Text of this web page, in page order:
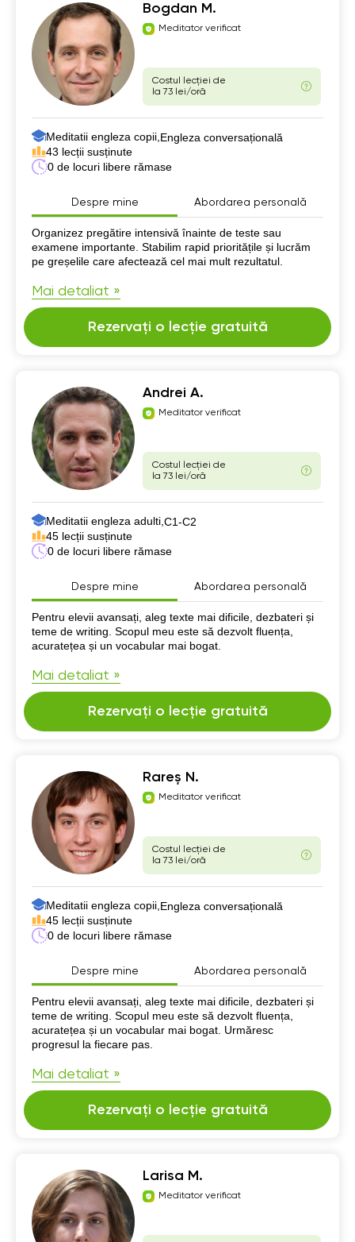
Bogdan M.
Meditator verificat
Costul lecției de
la 73 lei/oră
Meditatii engleza copii, Engleza conversațională
43 lecții susținute
0 de locuri libere rămase
Despre mine Abordarea personală
Despre mine
Organizez pregătire intensivă înainte de teste sau
examene importante. Stabilim rapid prioritățile și lucrăm
pe greșelile care afectează cel mai mult rezultatul.
Mai detaliat »
Rezervați o lecție gratuită
Andrei A.
Meditator verificat
Costul lecției de
la 73 lei/oră
Meditatii engleza adulti, C1-C2
45 lecții susținute
0 de locuri libere rămase
Despre mine Abordarea personală
Despre mine
Pentru elevii avansați, aleg texte mai dificile, dezbateri și
teme de writing. Scopul meu este să dezvolt fluența,
acuratețea și un vocabular mai bogat.
Mai detaliat »
Rezervați o lecție gratuită
Rareș N.
Meditator verificat
Costul lecției de
la 73 lei/oră
Meditatii engleza copii, Engleza conversațională
45 lecții susținute
0 de locuri libere rămase
Despre mine Abordarea personală
Despre mine
Pentru elevii avansați, aleg texte mai dificile, dezbateri și
teme de writing. Scopul meu este să dezvolt fluența,
acuratețea și un vocabular mai bogat. Urmăresc
progresul la fiecare pas.
Mai detaliat »
Rezervați o lecție gratuită
Larisa M.
Meditator verificat